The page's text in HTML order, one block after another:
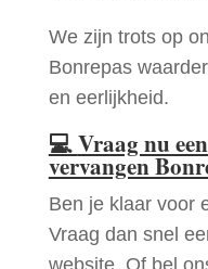
We zijn trots op
Bonrepas
en eerlijkheid.
💻Vraag nu
vervangen
Ben je klaar voor
Vraag dan snel